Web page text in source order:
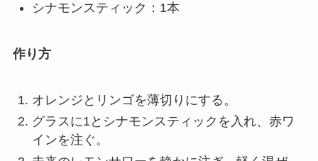
シナモンスティック：1本
作り方
オレンジとリンゴを薄切りにする。
グラスに1とシナモンスティックを入れ、赤ワ
インを注ぐ。